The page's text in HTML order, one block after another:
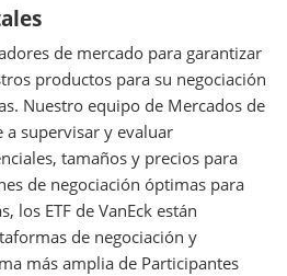
de mercado para garantizar
productos para su negociación
Nuestro equipo de Mercados de
a supervisar y evaluar
tamaños y precios para
de negociación óptimas para
los ETF de VanEck están
de negociación y
más amplia de Participantes